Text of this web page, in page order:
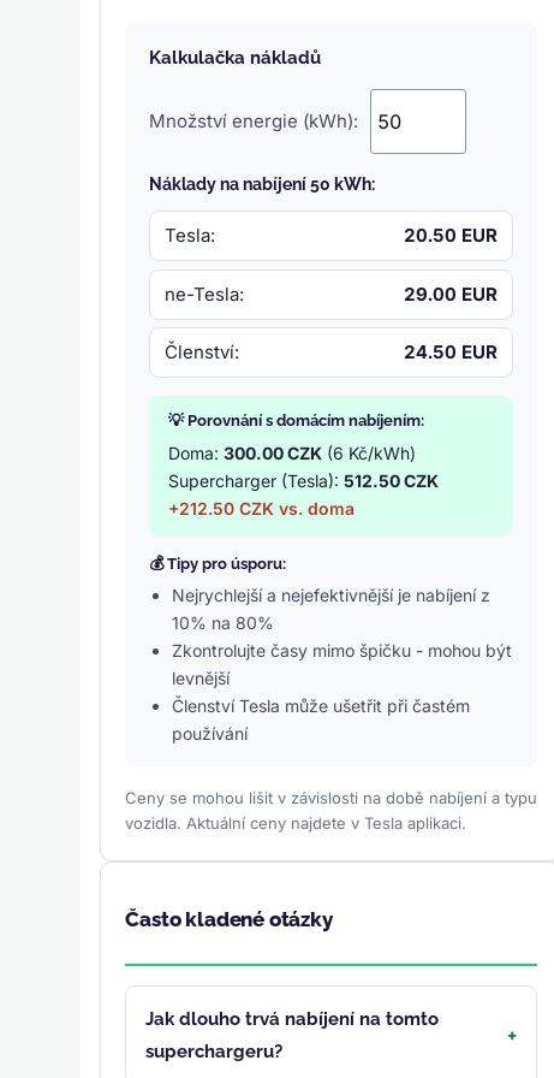
Kalkulačka nákladů
Množství energie (kWh):
Náklady na nabíjení 50 kWh:
Tesla: 20.50 EUR
ne-Tesla: 29.00 EUR
Členství: 24.50 EUR
💡 Porovnání s domácím nabíjením:
Doma:300.00 CZK (6 Kč/kWh)
Supercharger (Tesla):512.50 CZK
+212.50 CZK vs. doma
💰 Tipy pro úsporu:
Nejrychlejší a nejefektivnější je nabíjení z
10% na 80%
Zkontrolujte časy mimo špičku - mohou být
levnější
Členství Tesla může ušetřit při častém
používání
Ceny se mohou lišit v závislosti na době nabíjení a typu
vozidla. Aktuální ceny najdete v Tesla aplikaci.
Často kladené otázky
Jak dlouho trvá nabíjení na tomto
superchargeru?